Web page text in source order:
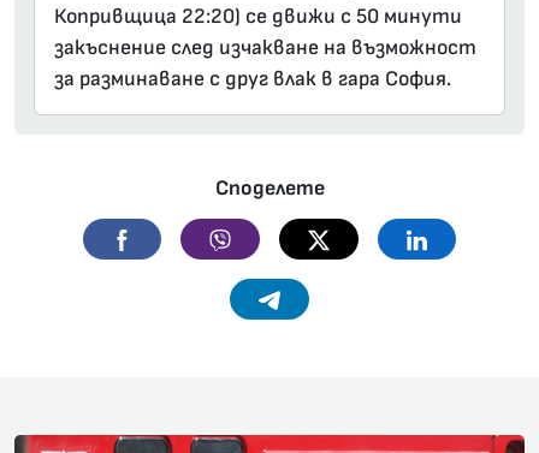
Копривщица 22:20) се движи с 50 минути
закъснение след изчакване на възможност
за разминаване с друг влак в гара София.
Споделете
Facebook Viber Twitter Linkedin
Telegram